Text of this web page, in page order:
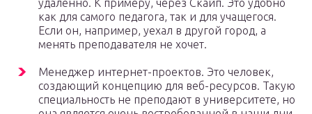
удаленно. К примеру, через Скайп. Это удобно
как для самого педагога, так и для учащегося.
Если он, например, уехал в другой город, а
менять преподавателя не хочет.
Менеджер интернет-проектов. Это человек,
создающий концепцию для веб-ресурсов. Такую
специальность не преподают в университете, но